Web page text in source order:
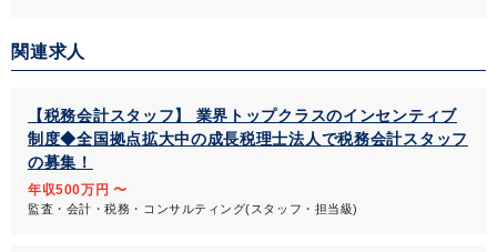
関連求人
【税務会計スタッフ】 業界トップクラスのインセンティブ
制度◆全国拠点拡大中の成長税理士法人で税務会計スタッフ
の募集！
年収500万円 〜
監査・会計・税務・コンサルティング(スタッフ・担当級)